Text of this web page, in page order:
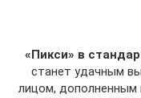
«Пикси» в
станет удачным
лицом, дополненным